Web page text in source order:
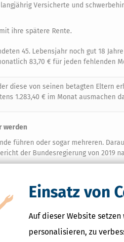
Einsatz von
Auf dieser Website setzen
personalisieren, zu
Versicherte und
ihre spätere Rente.
45. Lebensjahr noch gut 18
83,70 € für jeden fehlenden
diese von seinen betagten Eltern
1.283,40 € im Monat ausmachen
werden
führen oder sogar mehreren.
der Bundesregierung von 2019
Die gesetzliche
nicht über 20 %steigen darf.
den Jahren 2023 und 2024
Erhöhung des Beitragssatzes